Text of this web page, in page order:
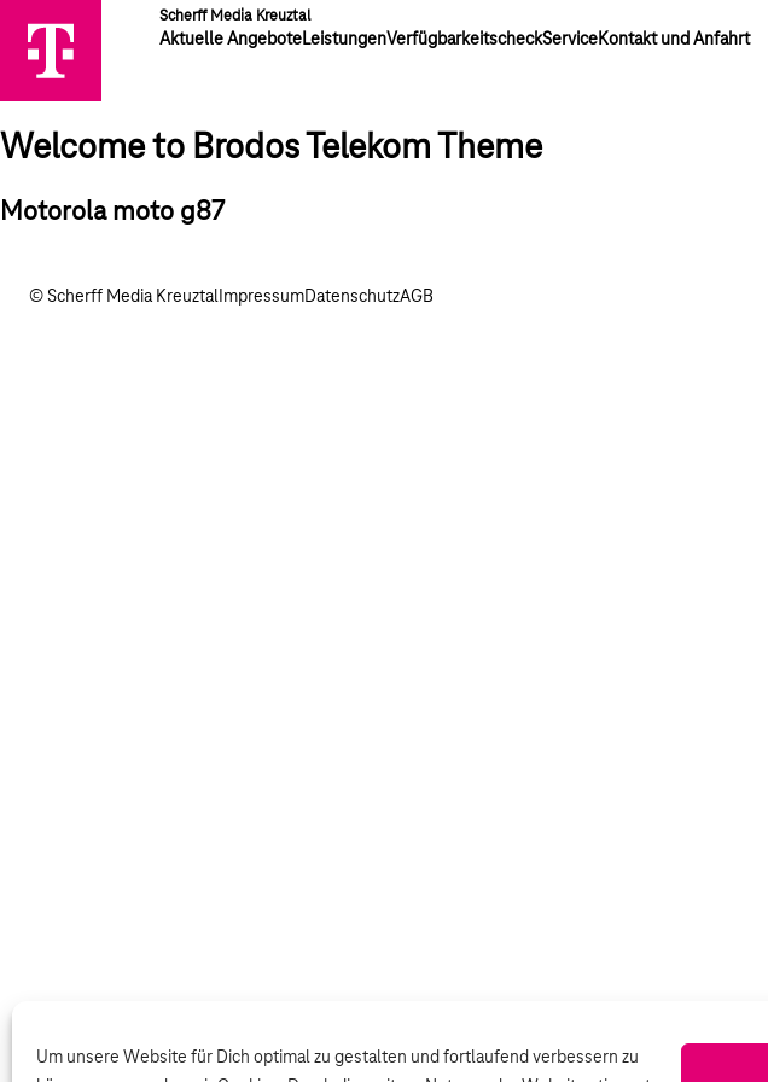
Um unsere Website für Dich optimal zu gestalten und fortlaufend verbessern zu
Scherff Media Kreuztal
Aktuelle AngeboteLeistungenVerfügbarkeitscheckServiceKontakt und Anfahrt
Welcome to Brodos Telekom Theme
Motorola moto g87
© Scherff Media Kreuztal ImpressumDatenschutzAGB